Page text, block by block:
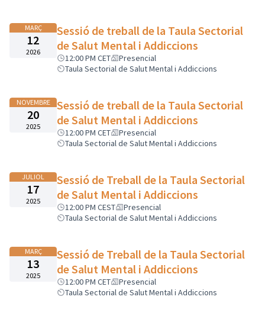
MARÇ
12
2026
Sessió de treball de la Taula Sectorial
de Salut Mental i Addiccions
12:00 PM CET
Presencial
Taula Sectorial de Salut Mental i Addiccions
NOVEMBRE
20
2025
Sessió de treball de la Taula Sectorial
de Salut Mental i Addiccions
12:00 PM CET
Presencial
Taula Sectorial de Salut Mental i Addiccions
JULIOL
17
2025
Sessió de Treball de la Taula Sectorial
de Salut Mental i Addiccions
12:00 PM CEST
Presencial
Taula Sectorial de Salut Mental i Addiccions
MARÇ
13
2025
Sessió de Treball de la Taula Sectorial
de Salut Mental i Addiccions
12:00 PM CET
Presencial
Taula Sectorial de Salut Mental i Addiccions